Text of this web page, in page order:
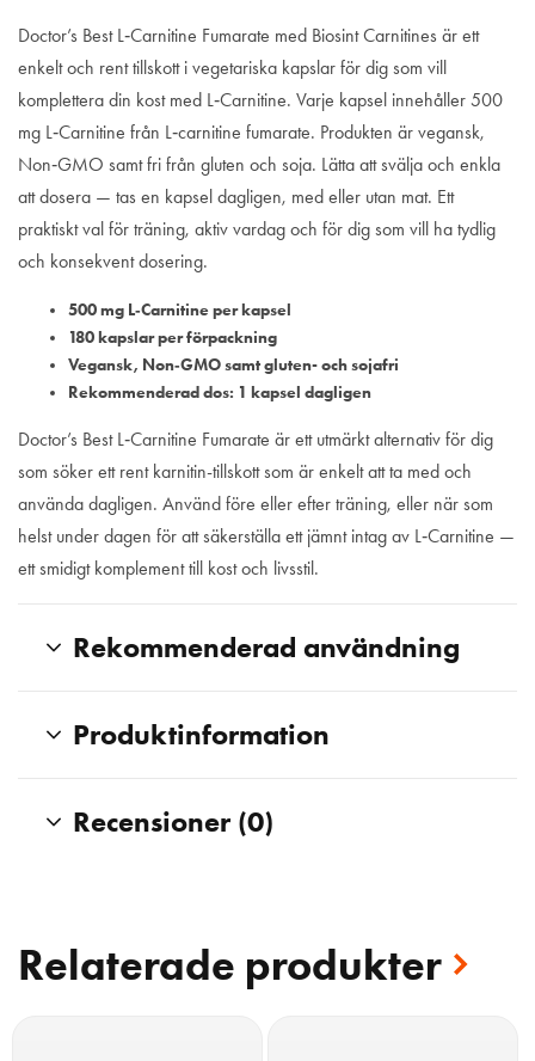
Doctor’s Best L‑Carnitine Fumarate med Biosint Carnitines är ett
enkelt och rent tillskott i vegetariska kapslar för dig som vill
komplettera din kost med L‑Carnitine. Varje kapsel innehåller 500
mg L‑Carnitine från L‑carnitine fumarate. Produkten är vegansk,
Non‑GMO samt fri från gluten och soja. Lätta att svälja och enkla
att dosera — tas en kapsel dagligen, med eller utan mat. Ett
praktiskt val för träning, aktiv vardag och för dig som vill ha tydlig
och konsekvent dosering.
500 mg L‑Carnitine per kapsel
180 kapslar per förpackning
Vegansk, Non‑GMO samt gluten- och sojafri
Rekommenderad dos: 1 kapsel dagligen
Doctor’s Best L‑Carnitine Fumarate är ett utmärkt alternativ för dig
som söker ett rent karnitin-tillskott som är enkelt att ta med och
använda dagligen. Använd före eller efter träning, eller när som
helst under dagen för att säkerställa ett jämnt intag av L‑Carnitine —
ett smidigt komplement till kost och livsstil.
Rekommenderad användning
Produktinformation
Recensioner (0)
Relaterade produkter